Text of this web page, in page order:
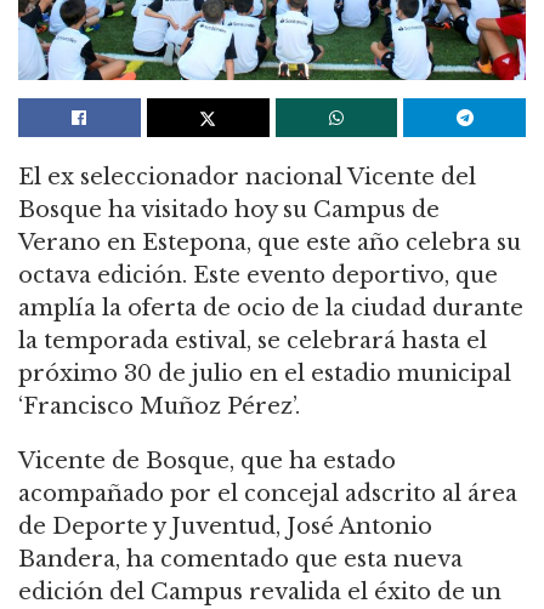
El ex seleccionador nacional Vicente del
Bosque ha visitado hoy su Campus de
Verano en Estepona, que este año celebra su
octava edición. Este evento deportivo, que
amplía la oferta de ocio de la ciudad durante
la temporada estival, se celebrará hasta el
próximo 30 de julio en el estadio municipal
‘Francisco Muñoz Pérez’.
Vicente de Bosque, que ha estado
acompañado por el concejal adscrito al área
de Deporte y Juventud, José Antonio
Bandera, ha comentado que esta nueva
edición del Campus revalida el éxito de un